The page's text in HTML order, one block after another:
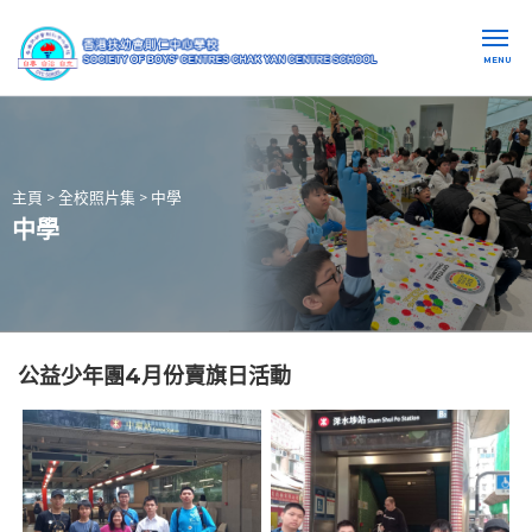
MENU
主頁 > 全校照片集 > 中學
中學
公益少年團4月份賣旗日活動